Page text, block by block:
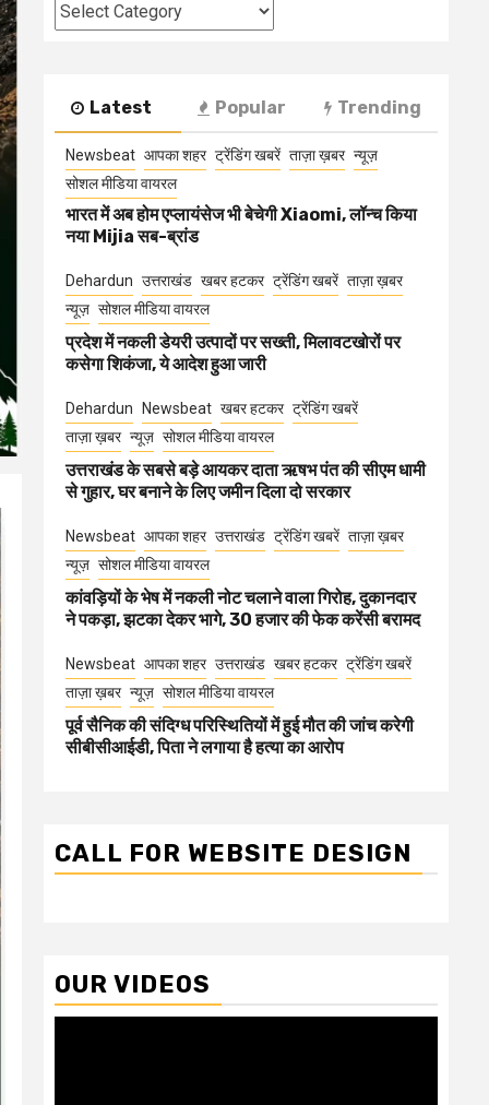
Latest Popular Trending
Newsbeat आपका शहर ट्रेंडिंग खबरें ताज़ा ख़बर न्यूज़
सोशल मीडिया वायरल
भारत में अब होम एप्लायंसेज भी बेचेगी Xiaomi, लॉन्च किया
नया Mijia सब-ब्रांड
Dehardun उत्तराखंड खबर हटकर ट्रेंडिंग खबरें ताज़ा ख़बर
न्यूज़ सोशल मीडिया वायरल
प्रदेश में नकली डेयरी उत्पादों पर सख्ती, मिलावटखोरों पर
कसेगा शिकंजा, ये आदेश हुआ जारी
Dehardun Newsbeat खबर हटकर ट्रेंडिंग खबरें
ताज़ा ख़बर न्यूज़ सोशल मीडिया वायरल
उत्तराखंड के सबसे बड़े आयकर दाता ऋषभ पंत की सीएम धामी
से गुहार, घर बनाने के लिए जमीन दिला दो सरकार
Newsbeat आपका शहर उत्तराखंड ट्रेंडिंग खबरें ताज़ा ख़बर
न्यूज़ सोशल मीडिया वायरल
कांवड़ियों के भेष में नकली नोट चलाने वाला गिरोह, दुकानदार
ने पकड़ा, झटका देकर भागे, 30 हजार की फेक करेंसी बरामद
Newsbeat आपका शहर उत्तराखंड खबर हटकर ट्रेंडिंग खबरें
ताज़ा ख़बर न्यूज़ सोशल मीडिया वायरल
पूर्व सैनिक की संदिग्ध परिस्थितियों में हुई मौत की जांच करेगी
सीबीसीआईडी, पिता ने लगाया है हत्या का आरोप
CALL FOR WEBSITE DESIGN
OUR VIDEOS